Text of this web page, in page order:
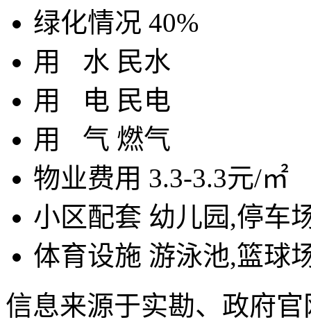
绿化情况 40%
用 水 民水
用
电 民电
用 气 燃气
物业费用 3.3-3.3元/㎡
小区配套 幼儿园,停车
体育设施 游泳池,篮球
信息来源于实勘、政府